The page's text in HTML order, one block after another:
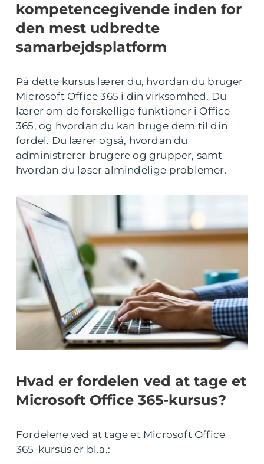
kompetencegivende inden for
den mest udbredte
samarbejdsplatform
På dette kursus lærer du, hvordan du bruger
Microsoft Office 365 i din virksomhed. Du
lærer om de forskellige funktioner i Office
365, og hvordan du kan bruge dem til din
fordel. Du lærer også, hvordan du
administrerer brugere og grupper, samt
hvordan du løser almindelige problemer.
Hvad er fordelen ved at tage et
Microsoft Office 365-kursus?
Fordelene ved at tage et Microsoft Office
365-kursus er bl.a.: